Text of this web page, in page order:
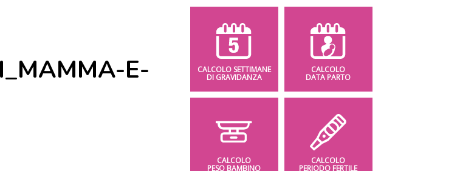
E- CALCOLO SETTIMANE
DI GRAVIDANZA
CALCOLO
DATA PARTO
CALCOLO
PESO BAMBINO
CALCOLO
PERIODO FERTILE